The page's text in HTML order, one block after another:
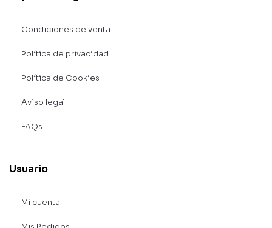
Condiciones de venta
Política de privacidad
Política de Cookies
Aviso legal
FAQs
Usuario
Mi cuenta